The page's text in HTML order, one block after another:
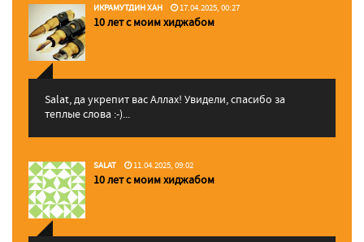
ИКРАМУТДИН ХАН 17.04.2025, 00:27
10 лет с моим хиджабом
Salat, да укрепит вас Аллаx! Увидели, спасибо за
теплые слова :-)...
SALAT 11.04.2025, 09:02
10 лет с моим хиджабом